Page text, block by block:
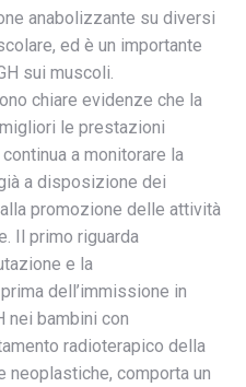
anabolizzante su diversi
ed è un importante
sui muscoli.
chiare evidenze che la
le prestazioni
a monitorare la
a disposizione dei
promozione delle attività
Il primo riguarda
e la
dell’immissione in
nei bambini con
radioterapico della
neoplastiche, comporta un